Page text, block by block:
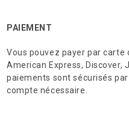
PAIEMENT
Vous pouvez payer par carte
American Express, Discover,
paiements sont sécurisés
compte nécessaire.
Consultation
Soin